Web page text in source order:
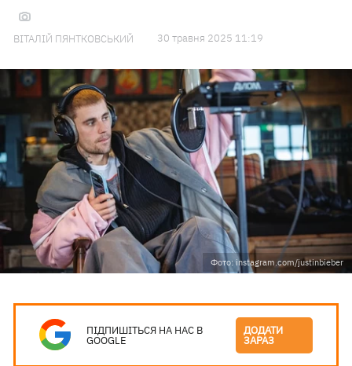
ВІТАЛІЙ ПЯНТКОВСЬКИЙ 30 травня 2025 11:19
Фото: instagram.com/justinbieber
ПІДПИШІТЬСЯ НА НАС В
GOOGLE
ДОДАТИ
ЗАРАЗ